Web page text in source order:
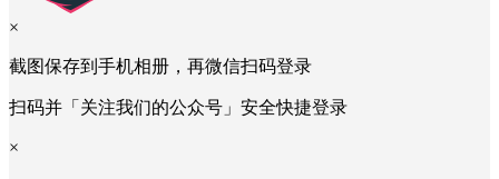
×
截图保存到手机相册，再微信扫码登录
扫码并「关注我们的公众号」安全快捷登录
×